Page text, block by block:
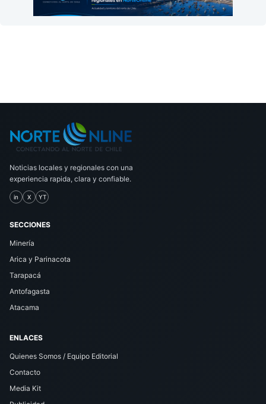
Noticias locales y regionales con una
experiencia rapida, clara y confiable.
in X YT
SECCIONES
Minería
Arica y Parinacota
Tarapacá
Antofagasta
Atacama
ENLACES
Quienes Somos / Equipo Editorial
Contacto
Media Kit